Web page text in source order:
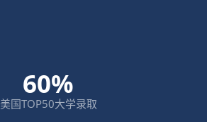
60%
美国TOP50大学录取